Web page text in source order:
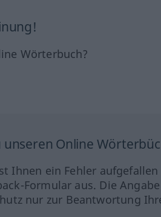
Wörterbuch?
unseren Online
Ihnen ein Fehler
Formular aus. Die
nur zur Beantwortung